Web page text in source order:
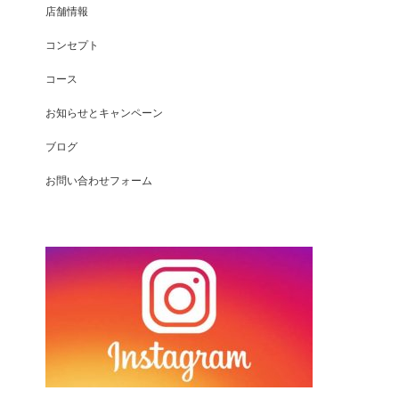
店舗情報
コンセプト
コース
お知らせとキャンペーン
ブログ
お問い合わせフォーム